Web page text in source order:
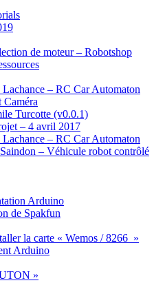
de moteur – Robotshop
– RC Car Automaton
Caméra
Turcotte (v0.0.1)
– 4 avril 2017
– RC Car Automaton
– Véhicule robot contrôlé
Arduino
de Spakfun
la carte « Wemos / 8266 »
Arduino
»